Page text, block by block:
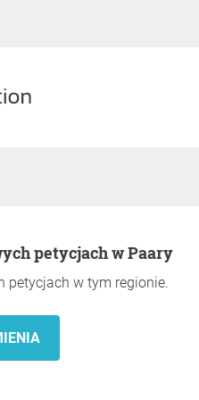
petycjach w Paary
petycjach w tym regionie.